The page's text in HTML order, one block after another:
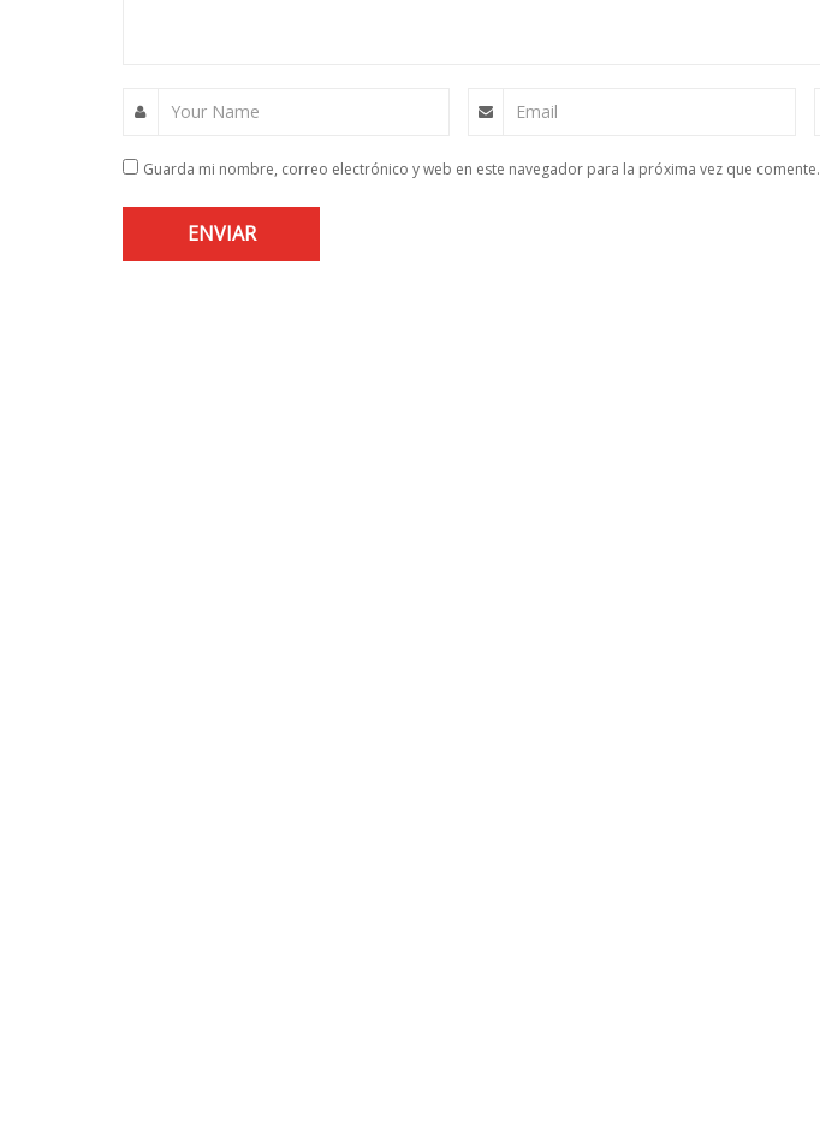
Your Name Email
Guarda mi nombre, correo electrónico y web en este navegador para la próxima vez que comente.